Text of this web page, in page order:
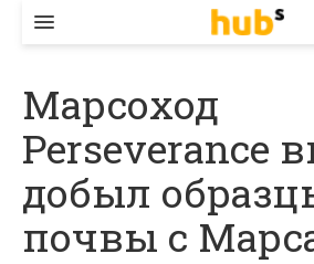
ЕКОНОМІКА
БІЗНЕС
СТАРТЕР
КОНТАКТИ
Марсоход
Perseverance
добыл
почвы с